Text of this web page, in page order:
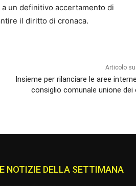
un definitivo accertamento di
il diritto di cronaca.
Articolo
Insieme per rilanciare le aree
consiglio comunale unione dei
NOTIZIE DELLA SETTIMANA